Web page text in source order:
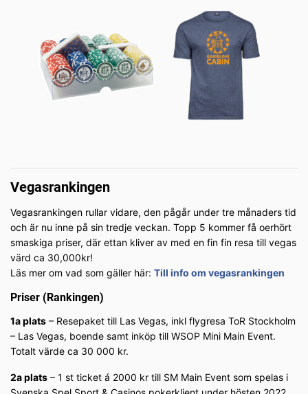
Vegasrankingen
Vegasrankingen rullar vidare, den pågår under tre månaders tid
och är nu inne på sin tredje veckan. Topp 5 kommer få oerhört
smaskiga priser, där ettan kliver av med en fin fin resa till vegas
värd ca 30,000kr!
Läs mer om vad som gäller här: Till info om vegasrankingen
Priser (Rankingen)
1a plats – Resepaket till Las Vegas, inkl flygresa ToR Stockholm
– Las Vegas, boende samt inköp till WSOP Mini Main Event.
Totalt värde ca 30 000 kr.
2a plats – 1 st ticket á 2000 kr till SM Main Event som spelas i